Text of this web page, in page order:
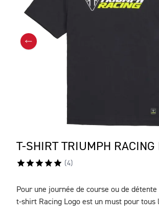
T-SHIRT TRIUMPH RACING
(4)
DESCRIPTION
Pour une journée de course ou de
t-shirt Racing Logo est un must pour tous